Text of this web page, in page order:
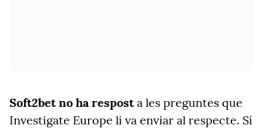
Soft2bet no ha resposta les preguntes que
Investigate Europe li va enviar al respecte. Sí